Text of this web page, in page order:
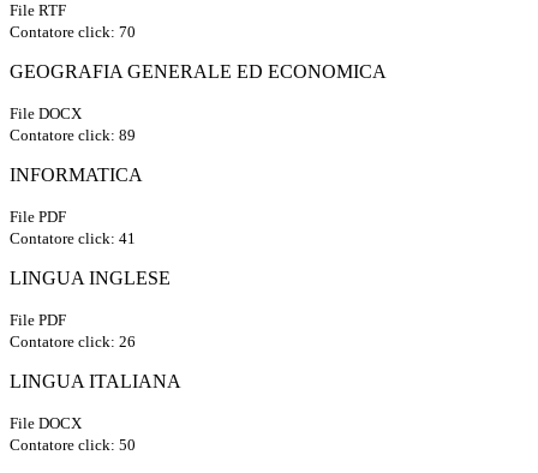
File RTF
Contatore click: 70
GEOGRAFIA GENERALE ED ECONOMICA
File DOCX
Contatore click: 89
INFORMATICA
File PDF
Contatore click: 41
LINGUA INGLESE
File PDF
Contatore click: 26
LINGUA ITALIANA
File DOCX
Contatore click: 50